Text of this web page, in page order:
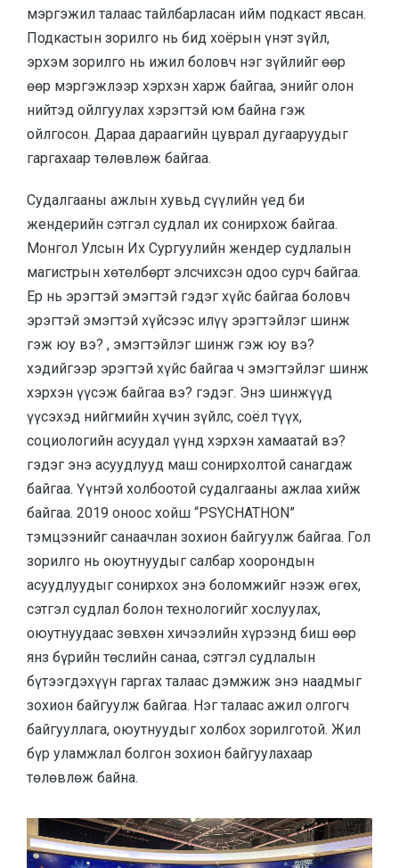
мэргэжил талаас тайлбарласан ийм подкаст явсан.
Подкастын зорилго нь бид хоёрын үнэт зүйл,
эрхэм зорилго нь ижил боловч нэг зүйлийг өөр
өөр мэргэжлээр хэрхэн харж байгаа, энийг олон
нийтэд ойлгуулах хэрэгтэй юм байна гэж
ойлгосон. Дараа дараагийн цуврал дугааруудыг
гаргахаар төлөвлөж байгаа.
Судалгааны ажлын хувьд сүүлийн үед би
жендерийн сэтгэл судлал их сонирхож байгаа.
Монгол Улсын Их Сургуулийн жендер судлалын
магистрын хөтөлбөрт элсчихсэн одоо сурч байгаа.
Ер нь эрэгтэй эмэгтэй гэдэг хүйс байгаа боловч
эрэгтэй эмэгтэй хүйсээс илүү эрэгтэйлэг шинж
гэж юу вэ? , эмэгтэйлэг шинж гэж юу вэ?
хэдийгээр эрэгтэй хүйс байгаа ч эмэгтэйлэг шинж
хэрхэн үүсэж байгаа вэ? гэдэг. Энэ шинжүүд
үүсэхэд нийгмийн хүчин зүйлс, соёл түүх,
социологийн асуудал үүнд хэрхэн хамаатай вэ?
гэдэг энэ асуудлууд маш сонирхолтой санагдаж
байгаа. Үүнтэй холбоотой судалгааны ажлаа хийж
байгаа. 2019 оноос хойш “PSYCHATHON”
тэмцээнийг санаачлан зохион байгуулж байгаа. Гол
зорилго нь оюутнуудыг салбар хоорондын
асуудлуудыг сонирхох энэ боломжийг нээж өгөх,
сэтгэл судлал болон технологийг хослуулах,
оюутнуудаас зөвхөн хичээлийн хүрээнд биш өөр
янз бүрийн төслийн санаа, сэтгэл судлалын
бүтээгдэхүүн гаргах талаас дэмжиж энэ наадмыг
зохион байгуулж байгаа. Нэг талаас ажил олгогч
байгууллага, оюутнуудыг холбох зорилготой. Жил
бүр уламжлал болгон зохион байгуулахаар
төлөвлөж байна.